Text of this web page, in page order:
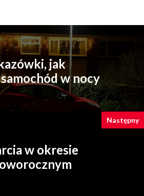
jak
w nocy
Następny
w okresie